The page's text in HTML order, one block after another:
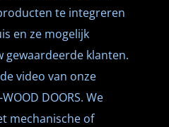
te integreren
en ze mogelijk
klanten.
video van onze
DOORS. We
mechanische of